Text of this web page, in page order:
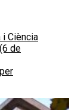
i Ciència
de